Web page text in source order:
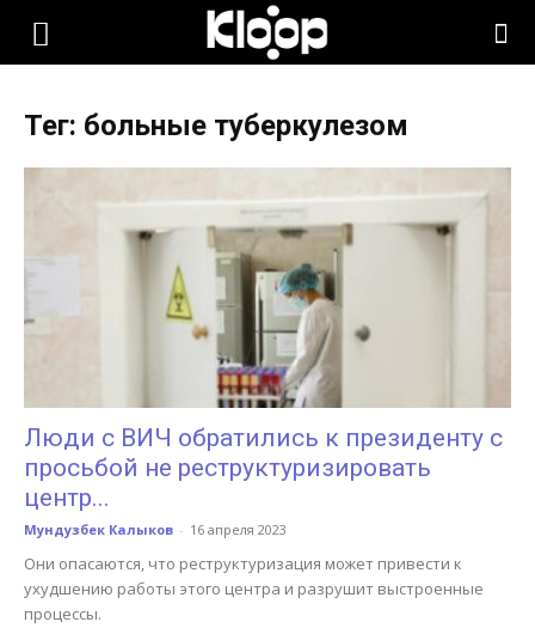
KLOOP.KG
Кыргызстана
Тег: больные туберкулезом
Люди с ВИЧ обратились к президенту с
просьбой не реструктуризировать
центр...
Мундузбек Калыков - 16 апреля 2023
Они опасаются, что реструктуризация может привести к
ухудшению работы этого центра и разрушит выстроенные
процессы.